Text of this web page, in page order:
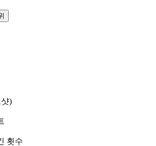
)
횟수